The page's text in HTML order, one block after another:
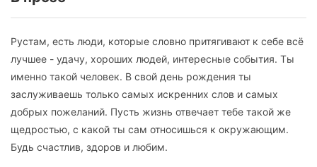
Рустам, есть люди, которые словно притягивают к себе всё
лучшее - удачу, хороших людей, интересные события. Ты
именно такой человек. В свой день рождения ты
заслуживаешь только самых искренних слов и самых
добрых пожеланий. Пусть жизнь отвечает тебе такой же
щедростью, с какой ты сам относишься к окружающим.
Будь счастлив, здоров и любим.